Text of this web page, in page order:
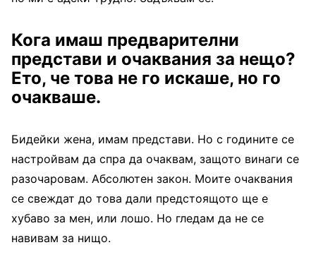
Кога имаш предварителни
представи и очаквания за нещо?
Ето, че това не го искаше, но го
очакваше.
Бидейки жена, имам представи. Но с годините се
настройвам да спра да очаквам, защото винаги се
разочаровам. Абсолютен закон. Моите очаквания
се свеждат до това дали предстоящото ще е
хубаво за мен, или лошо. Но гледам да не се
навивам за нищо.